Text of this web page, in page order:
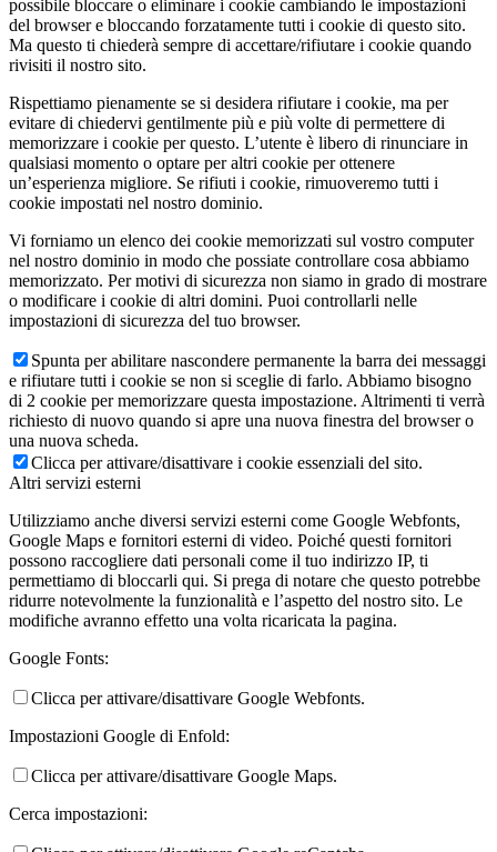
possibile bloccare o eliminare i cookie cambiando le impostazioni
del browser e bloccando forzatamente tutti i cookie di questo sito.
Ma questo ti chiederà sempre di accettare/rifiutare i cookie quando
rivisiti il nostro sito.
Rispettiamo pienamente se si desidera rifiutare i cookie, ma per
evitare di chiedervi gentilmente più e più volte di permettere di
memorizzare i cookie per questo. L’utente è libero di rinunciare in
qualsiasi momento o optare per altri cookie per ottenere
un’esperienza migliore. Se rifiuti i cookie, rimuoveremo tutti i
cookie impostati nel nostro dominio.
Vi forniamo un elenco dei cookie memorizzati sul vostro computer
nel nostro dominio in modo che possiate controllare cosa abbiamo
memorizzato. Per motivi di sicurezza non siamo in grado di mostrare
o modificare i cookie di altri domini. Puoi controllarli nelle
impostazioni di sicurezza del tuo browser.
Spunta per abilitare nascondere permanente la barra dei messaggi
e rifiutare tutti i cookie se non si sceglie di farlo. Abbiamo bisogno
di 2 cookie per memorizzare questa impostazione. Altrimenti ti verrà
richiesto di nuovo quando si apre una nuova finestra del browser o
una nuova scheda.
Clicca per attivare/disattivare i cookie essenziali del sito.
Altri servizi esterni
Utilizziamo anche diversi servizi esterni come Google Webfonts,
Google Maps e fornitori esterni di video. Poiché questi fornitori
possono raccogliere dati personali come il tuo indirizzo IP, ti
permettiamo di bloccarli qui. Si prega di notare che questo potrebbe
ridurre notevolmente la funzionalità e l’aspetto del nostro sito. Le
modifiche avranno effetto una volta ricaricata la pagina.
Google Fonts:
Clicca per attivare/disattivare Google Webfonts.
Impostazioni Google di Enfold:
Clicca per attivare/disattivare Google Maps.
Cerca impostazioni: